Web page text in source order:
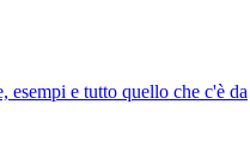
esempi e tutto quello che c'è da